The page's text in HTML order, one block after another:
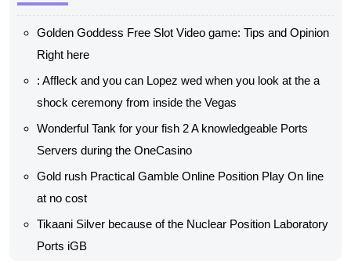
Golden Goddess Free Slot Video game: Tips and Opinion
Right here
: Affleck and you can Lopez wed when you look at the a
shock ceremony from inside the Vegas
Wonderful Tank for your fish 2 A knowledgeable Ports
Servers during the OneCasino
Gold rush Practical Gamble Online Position Play On line
at no cost
Tikaani Silver because of the Nuclear Position Laboratory
Ports iGB